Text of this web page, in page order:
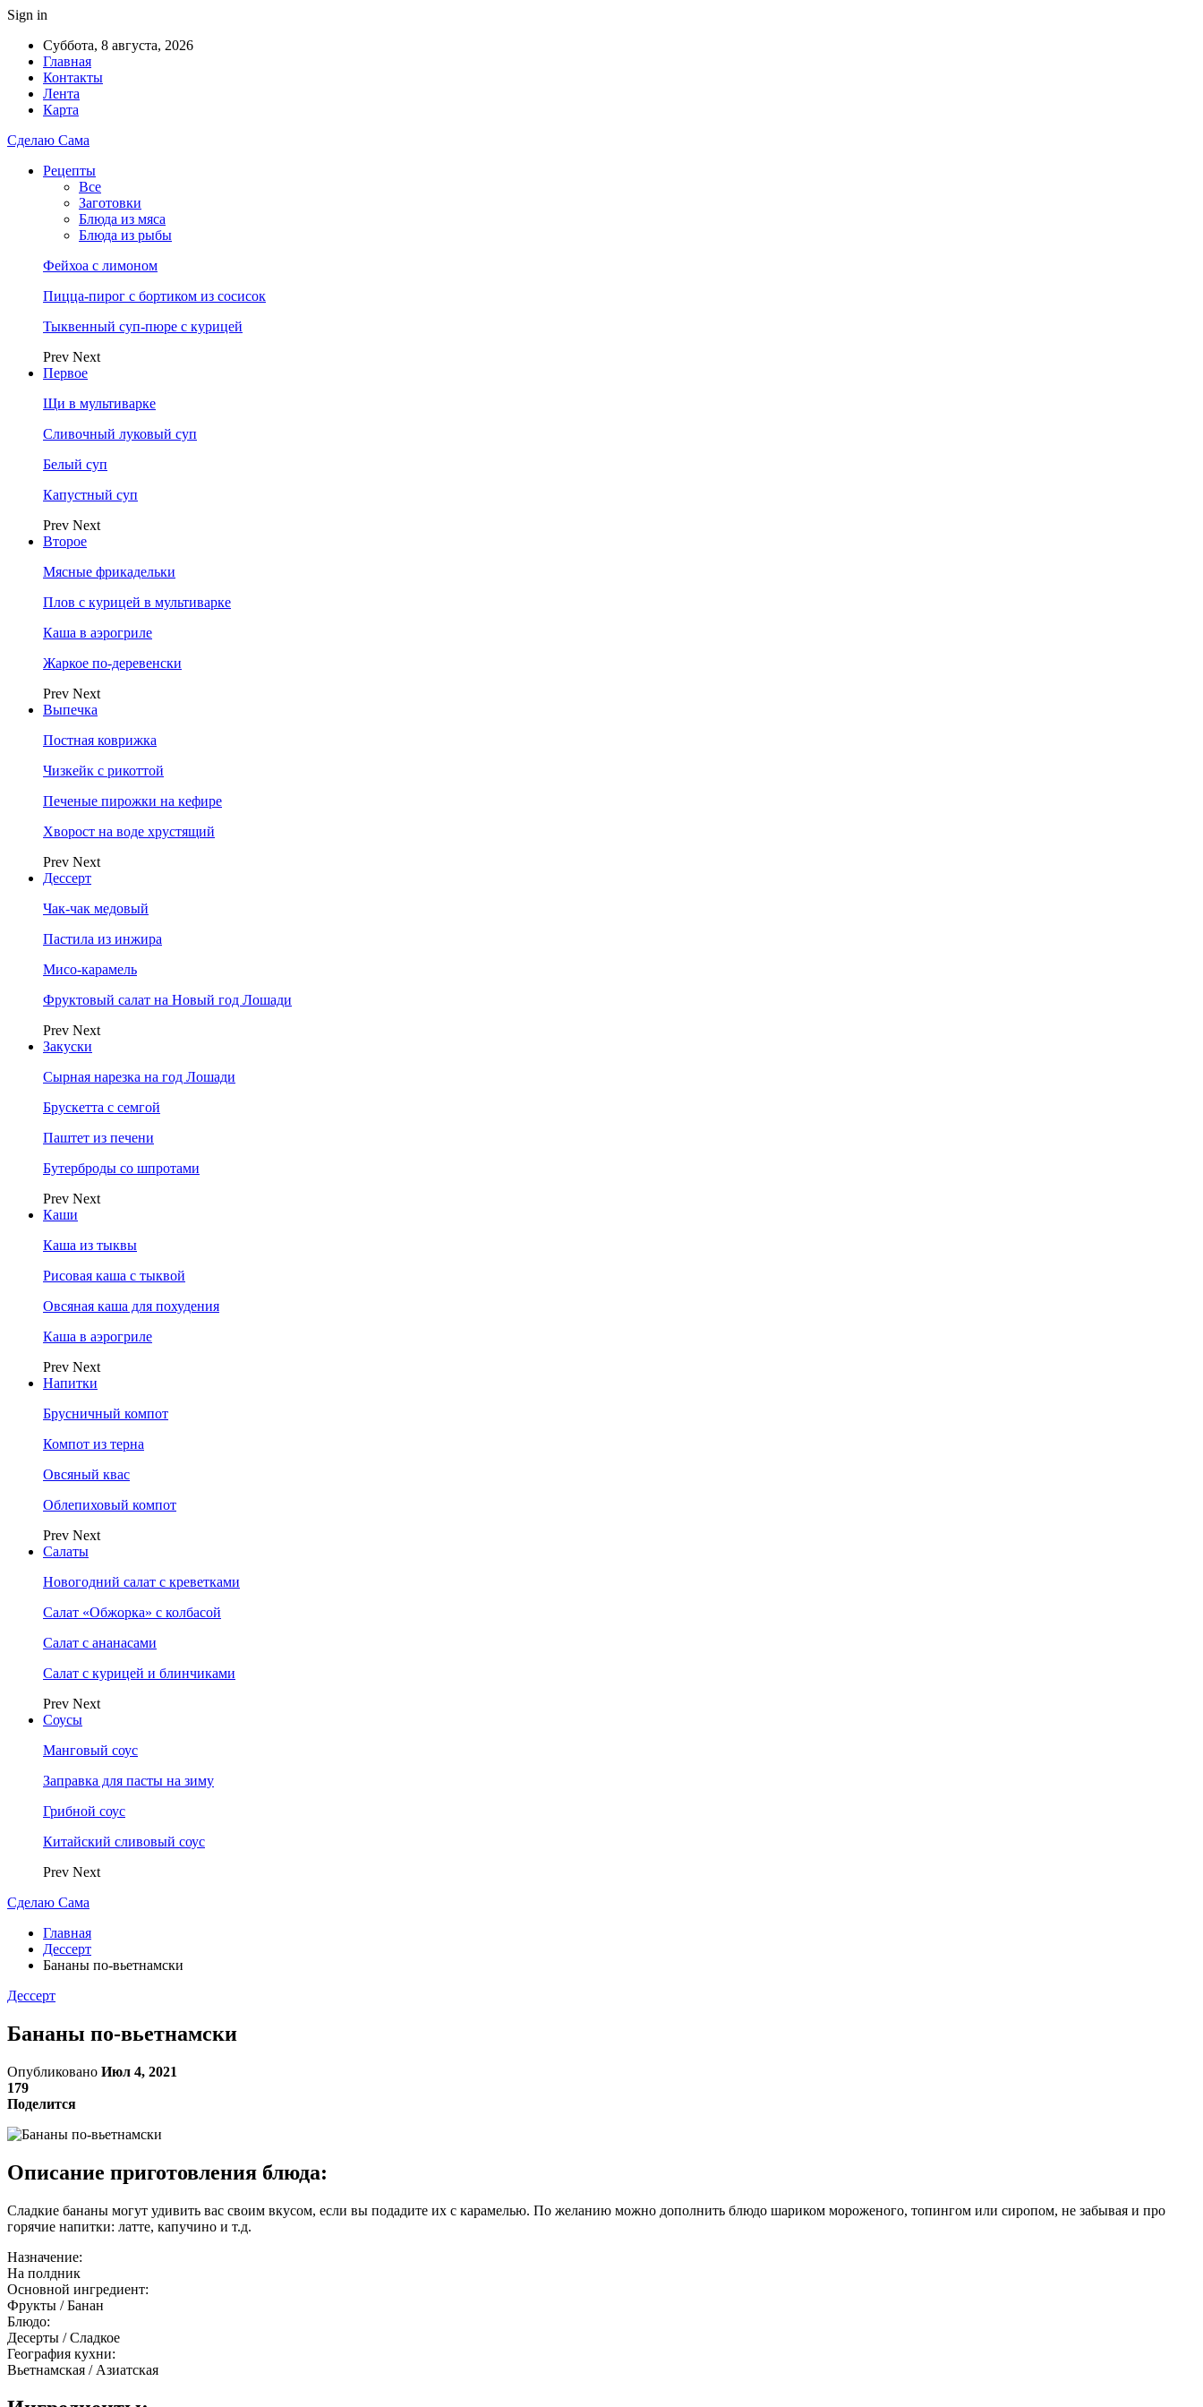
Sign in
Суббота, 8 августа, 2026
Главная
Контакты
Лента
Карта
Сделаю Сама
Рецепты
Все
Заготовки
Блюда из мяса
Блюда из рыбы
Фейхоа с лимоном
Пицца-пирог с бортиком из сосисок
Тыквенный суп-пюре с курицей
Prev Next
Первое
Щи в мультиварке
Сливочный луковый суп
Белый суп
Капустный суп
Prev Next
Второе
Мясные фрикадельки
Плов с курицей в мультиварке
Каша в аэрогриле
Жаркое по-деревенски
Prev Next
Выпечка
Постная коврижка
Чизкейк с рикоттой
Печеные пирожки на кефире
Хворост на воде хрустящий
Prev Next
Дессерт
Чак-чак медовый
Пастила из инжира
Мисо-карамель
Фруктовый салат на Новый год Лошади
Prev Next
Закуски
Сырная нарезка на год Лошади
Брускетта с семгой
Паштет из печени
Бутерброды со шпротами
Prev Next
Каши
Каша из тыквы
Рисовая каша с тыквой
Овсяная каша для похудения
Каша в аэрогриле
Prev Next
Напитки
Брусничный компот
Компот из терна
Овсяный квас
Облепиховый компот
Prev Next
Салаты
Новогодний салат с креветками
Салат «Обжорка» с колбасой
Салат с ананасами
Салат с курицей и блинчиками
Prev Next
Соусы
Манговый соус
Заправка для пасты на зиму
Грибной соус
Китайский сливовый соус
Prev Next
Сделаю Сама
Главная
Дессерт
Бананы по-вьетнамски
Дессерт
Бананы по-вьетнамски
Опубликовано Июл 4, 2021
179
Поделится
Описание приготовления блюда:
Сладкие бананы могут удивить вас своим вкусом, если вы подадите их с карамелью. По желанию можно дополнить блюдо шариком мороженого, топингом или сиропом, не забывая и про
горячие напитки: латте, капучино и т.д.
Назначение:
На полдник
Основной ингредиент:
Фрукты / Банан
Блюдо:
Десерты / Сладкое
География кухни:
Вьетнамская / Азиатская